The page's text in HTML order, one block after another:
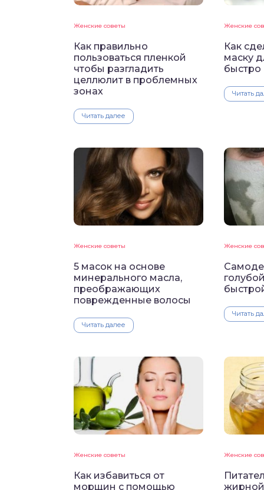
Женские советы
Как правильно
пользоваться пленкой
чтобы разгладить
целлюлит в проблемных
зонах
Читать далее
Женские
Как
маску
быстро
Читать
Женские советы
5 масок на основе
минерального масла,
преображающих
поврежденные волосы
Читать далее
Женские
Читать
Женские советы
Как избавиться от
морщин с помощью
Женские